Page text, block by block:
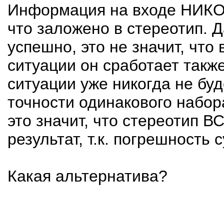
Информация на входе
что заложено в стереотип.
успешно, это не значит,
ситуации он сработает
ситуации уже никогда не
точности одинакового
это значит, что стереотип
результат, т.к. погрешность
Какая альтернатива?